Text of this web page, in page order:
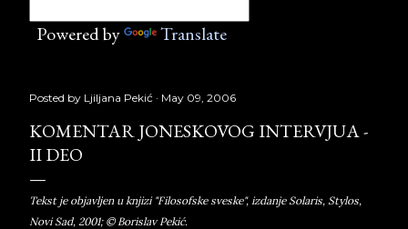
Powered by Translate
Posted by Ljiljana Pekić May 09, 2006
KOMENTAR JONESKOVOG INTERVJUA -
II DEO
Tekst je objavljen u knjizi "Filosofske sveske", izdanje Solaris, Stylos,
Novi Sad, 2001; © Borislav Pekić.